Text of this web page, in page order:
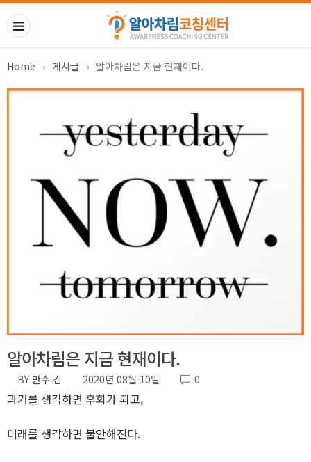
Home › 게시글 › 알아차림은 지금 현재이다.
알아차림은 지금 현재이다.
BY 만수 김 2020년 08월 10일 0
과거를 생각하면 후회가 되고,
미래를 생각하면 불안해진다.